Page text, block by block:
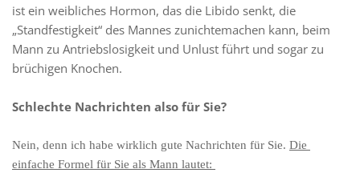
ist ein weibliches Hormon, das die Libido senkt, die
„Standfestigkeit“ des Mannes zunichtemachen kann, beim
Mann zu Antriebslosigkeit und Unlust führt und sogar zu
brüchigen Knochen.
Schlechte Nachrichten also für Sie?
Nein, denn ich habe wirklich gute Nachrichten für Sie. Die
einfache Formel für Sie als Mann lautet: